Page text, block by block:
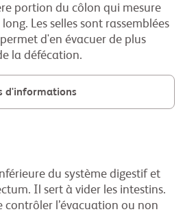
portion du côlon qui mesure
Les selles sont rassemblées
d'en évacuer de plus
la défécation.
d'informations
du système digestif et
Il sert à vider les intestins.
contrôler l’évacuation ou non